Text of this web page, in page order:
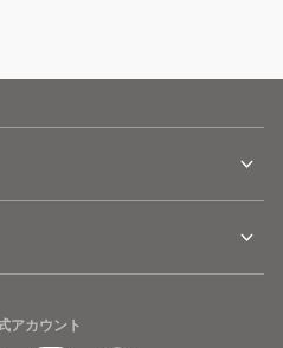
アカウント